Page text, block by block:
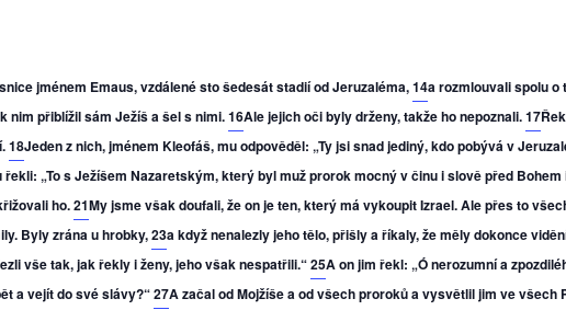
jménem Emaus, vzdálené sto šedesát stadií od Jeruzaléma,14a rozmlouvali spolu o
nim přiblížil sám Ježíš a šel s nimi.16Ale jejich oči byly drženy, takže ho nepoznali.17
18Jeden z nich, jménem Kleofáš, mu odpověděl: „Ty jsi snad jediný, kdo pobývá v
řekli: „To s Ježíšem Nazaretským, který byl muž prorok mocný v činu i slově před
ho.21My jsme však doufali, že on je ten, který má vykoupit Izrael. Ale přes to
Byly zrána u hrobky,23a když nenalezly jeho tělo, přišly a říkaly, že měly dokonce
vše tak, jak řekly i ženy, jeho však nespatřili.“25A on jim řekl: „Ó nerozumní a
a vejít do své slávy?“27A začal od Mojžíše a od všech proroků a vysvětlil jim ve všech